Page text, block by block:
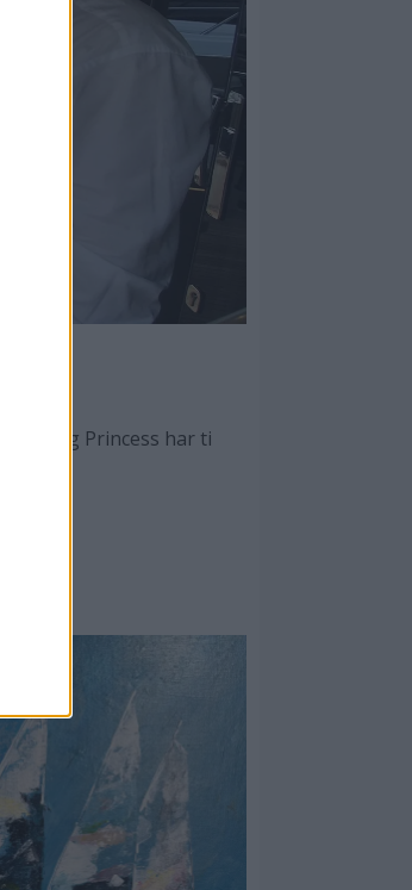
og Princess har ti